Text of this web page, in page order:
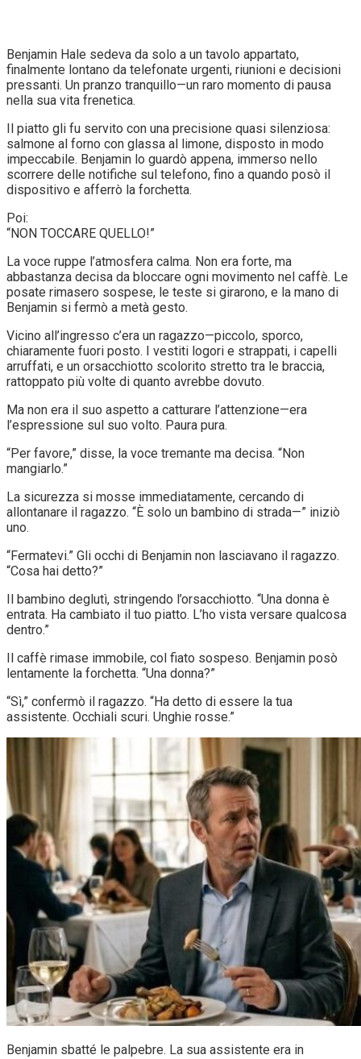
Benjamin Hale sedeva da solo a un tavolo appartato,
finalmente lontano da telefonate urgenti, riunioni e decisioni
pressanti. Un pranzo tranquillo—un raro momento di pausa
nella sua vita frenetica.
Il piatto gli fu servito con una precisione quasi silenziosa:
salmone al forno con glassa al limone, disposto in modo
impeccabile. Benjamin lo guardò appena, immerso nello
scorrere delle notifiche sul telefono, fino a quando posò il
dispositivo e afferrò la forchetta.
Poi:
“NON TOCCARE QUELLO!”
La voce ruppe l’atmosfera calma. Non era forte, ma
abbastanza decisa da bloccare ogni movimento nel caffè. Le
posate rimasero sospese, le teste si girarono, e la mano di
Benjamin si fermò a metà gesto.
Vicino all’ingresso c’era un ragazzo—piccolo, sporco,
chiaramente fuori posto. I vestiti logori e strappati, i capelli
arruffati, e un orsacchiotto scolorito stretto tra le braccia,
rattoppato più volte di quanto avrebbe dovuto.
Ma non era il suo aspetto a catturare l’attenzione—era
l’espressione sul suo volto. Paura pura.
“Per favore,” disse, la voce tremante ma decisa. “Non
mangiarlo.”
La sicurezza si mosse immediatamente, cercando di
allontanare il ragazzo. “È solo un bambino di strada—” iniziò
uno.
“Fermatevi.” Gli occhi di Benjamin non lasciavano il ragazzo.
“Cosa hai detto?”
Il bambino deglutì, stringendo l’orsacchiotto. “Una donna è
entrata. Ha cambiato il tuo piatto. L’ho vista versare qualcosa
dentro.”
Il caffè rimase immobile, col fiato sospeso. Benjamin posò
lentamente la forchetta. “Una donna?”
“Sì,” confermò il ragazzo. “Ha detto di essere la tua
assistente. Occhiali scuri. Unghie rosse.”
Benjamin sbatté le palpebre. La sua assistente era in